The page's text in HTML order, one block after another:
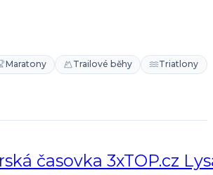
Maratony Trailové běhy
Triatlony
časovka 3xTOP.cz